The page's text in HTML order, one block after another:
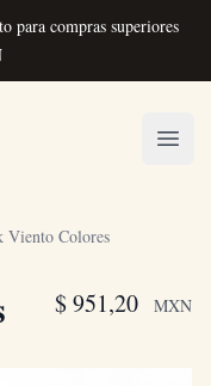
para compras superiores
Viento Colores
$ 951,20 MXN